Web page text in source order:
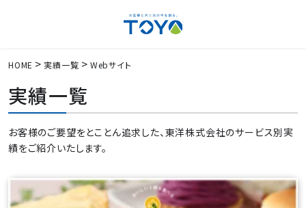
HOME 実績一覧 Webサイト
実績一覧
お客様のご要望をとことん追求した、東洋株式会社のサービス別実
績をご紹介いたします。